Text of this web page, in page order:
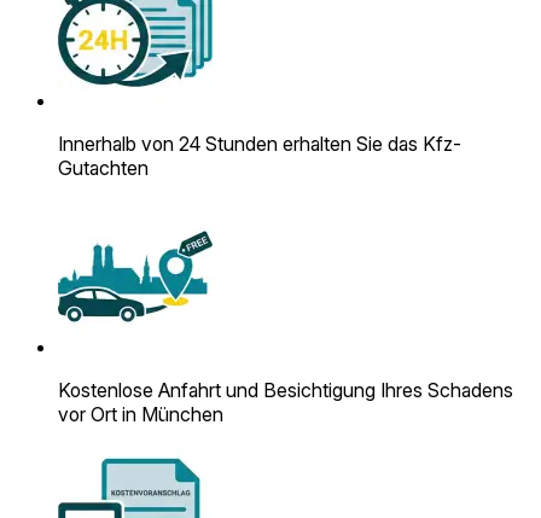
Innerhalb von 24 Stunden erhalten Sie das Kfz-
Gutachten
Kostenlose Anfahrt und Besichtigung Ihres Schadens
vor Ort in München